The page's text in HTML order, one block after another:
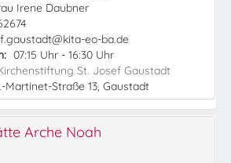
Irene Daubner
eo-ba.de
07:15 Uhr - 16:30 Uhr
St. Josef Gaustadt
Martinet-Straße 13, Gaustadt
Arche Noah